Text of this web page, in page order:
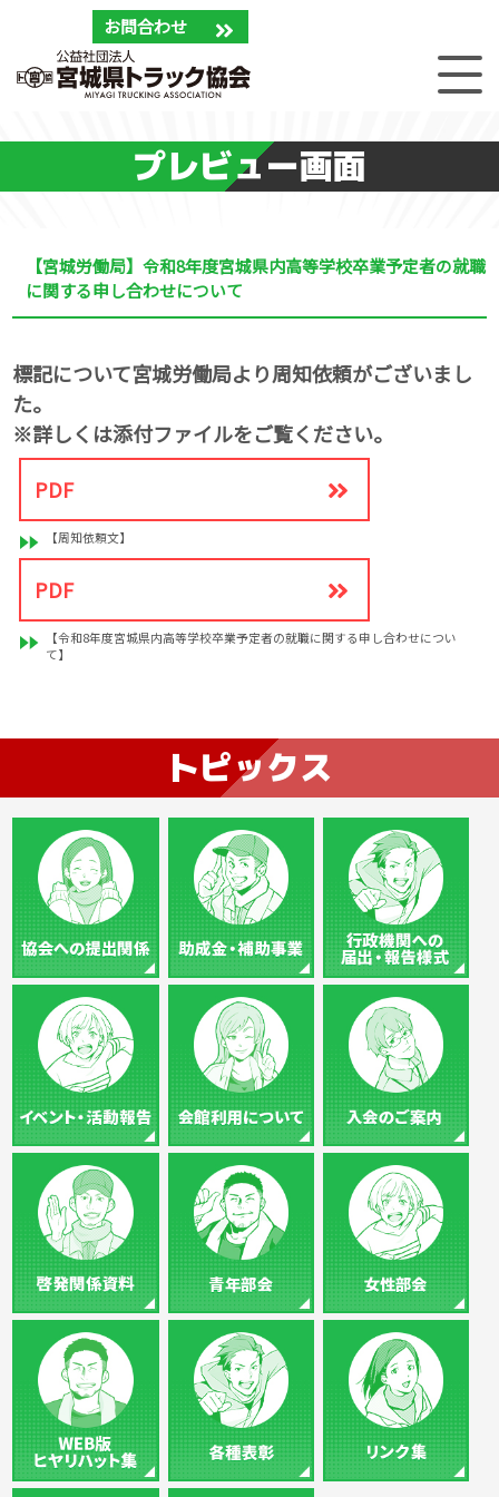
お問合わせ
プレビュー画面
【宮城労働局】令和8年度宮城県内高等学校卒業予定者の就職
に関する申し合わせについて
標記について宮城労働局より周知依頼がございまし
た。
※詳しくは添付ファイルをご覧ください。
PDF
【周知依頼文】
PDF
【令和8年度宮城県内高等学校卒業予定者の就職に関する申し合わせについ
て】
トピックス